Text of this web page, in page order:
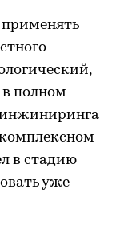
в полном
инжиниринга
в стадию
уже